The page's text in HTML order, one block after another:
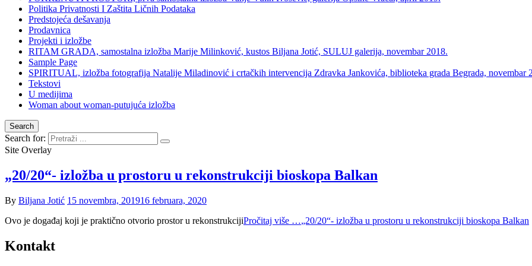
Politika Privatnosti I Zaštita Ličnih Podataka
Predstojeća dešavanja
Prodavnica
Projekti i izložbe
RITAM GRADA, samostalna izložba Marije Milinković, kustos Biljana Jotić, SULUJ galerija, novembar 2018.
Sample Page
SPIRITUAL, izložba fotografija Natalije Miladinović i crtačkih intervencija Zdravka Jankovića, biblioteka grada Begrada, novembar
Tekstovi
U medijima
Woman about woman-putujuća izložba
Search
Search for:
Site Overlay
„20/20“- izložba u prostoru u rekonstrukciji bioskopa Balkan
By Biljana Jotić 15 novembra, 201916 februara, 2020
Ovo je događaj koji je praktično otvorio prostor u rekonstrukcijiPročitaj više …„20/20“- izložba u prostoru u rekonstrukciji bioskopa Balkan
Kontakt